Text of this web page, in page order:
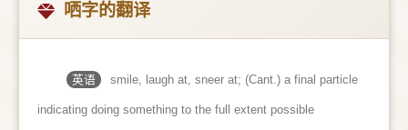
哂字的翻译
英语 smile, laugh at, sneer at; (Cant.) a final particle
indicating doing something to the full extent possible